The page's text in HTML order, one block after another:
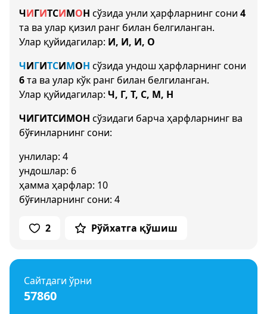
ЧИГИТСИМОН сўзида унли ҳарфларнинг сони 4
та ва улар қизил ранг билан белгиланган.
Улар қуйидагилар: И, И, И, О
ЧИГИТСИМОН сўзида ундош ҳарфларнинг сони
6та ва улар кўк ранг билан белгиланган.
Улар қуйидагилар: Ч, Г, Т, С, М, Н
ЧИГИТСИМОН сўзидаги барча ҳарфларнинг ва
бўғинларнинг сони:
унлилар: 4
ундошлар: 6
ҳамма ҳарфлар: 10
бўғинларнинг сони: 4
2 Рўйхатга қўшиш
Сайтдаги ўрни
57860